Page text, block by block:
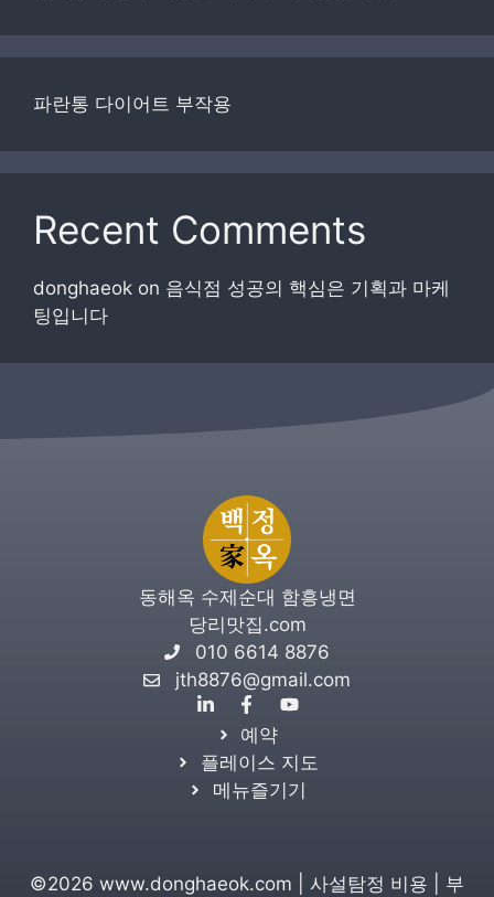
파란통 다이어트 부작용
Recent Comments
donghaeok on 음식점 성공의 핵심은 기획과 마케
팅입니다
동해옥 수제순대 함흥냉면
당리맛집.com
010 6614 8876
jth8876@gmail.com
예약
플레이스 지도
메뉴즐기기
©2026 www.donghaeok.com | 사설탐정 비용 부